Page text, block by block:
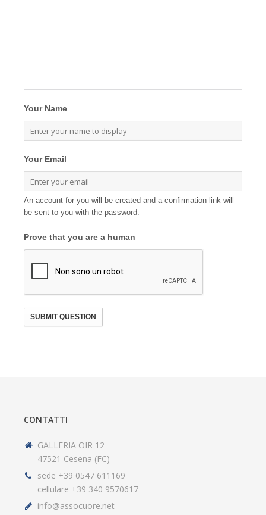
Your Name
Your Email
An account for you will be created and a confirmation link will
be sent to you with the password.
Prove that you are a human
SUBMIT QUESTION
CONTATTI
GALLERIA OIR 12
47521 Cesena (FC)
sede +39 0547 611169
cellulare +39 340 9570617
info@assocuore.net